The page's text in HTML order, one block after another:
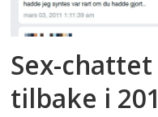
Sex-
tilbake i